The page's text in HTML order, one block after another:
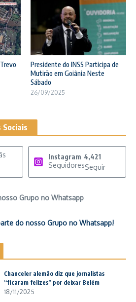
Presidente do INSS Participa de
Mutirão em Goiânia Neste
Sábado
26/09/2025
Sociais
Instagram 4,421
SeguidoresSeguir
Grupo no Whatsapp
do nosso Grupo no Whatsapp!
Chanceler alemão diz que jornalistas
“ficaram felizes” por deixar Belém
18/11/2025